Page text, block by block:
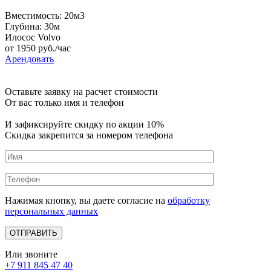
Вместимость: 20м3
Глубина: 30м
Илосос Volvo
от 1950 руб./час
Арендовать
Оставьте заявку на расчет стоимости
От вас только имя и телефон
И зафиксируйте скидку по акции 10%
Скидка закрепится за номером телефона
Нажимая кнопку, вы даете согласие на обработку
персональных данных
Или звоните
+7 911 845 47 40